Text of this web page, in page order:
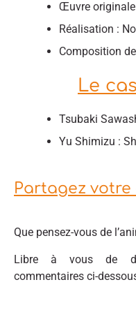
Œuvre
Réalisation :
Composition
Le
Tsubaki
Yu Shimizu :
Partagez votre
Que pensez-vous de
Libre à vous de
commentaires ci-